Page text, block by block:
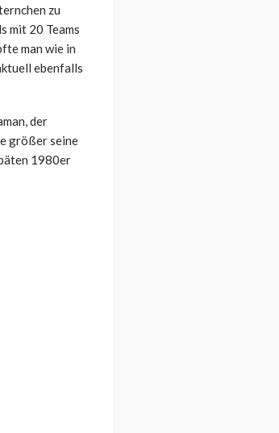
zu
mit 20 Teams
man wie in
ebenfalls
der
größer seine
1980er